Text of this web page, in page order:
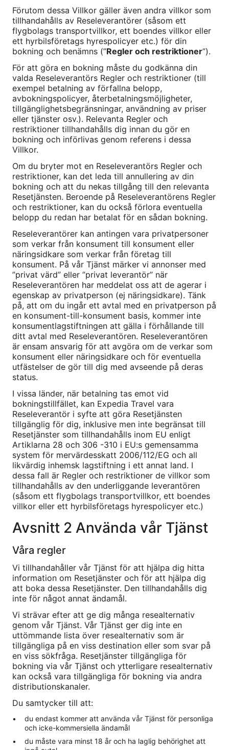
Förutom dessa Villkor gäller även andra villkor som
tillhandahålls av Reseleverantörer (såsom ett
flygbolags transportvillkor, ett boendes villkor eller
ett hyrbilsföretags hyrespolicyer etc.) för din
bokning och benämns (”Regler och restriktioner”).
För att göra en bokning måste du godkänna din
valda Reseleverantörs Regler och restriktioner (till
exempel betalning av förfallna belopp,
avbokningspolicyer, återbetalningsmöjligheter,
tillgänglighetsbegränsningar, användning av priser
eller tjänster osv.). Relevanta Regler och
restriktioner tillhandahålls dig innan du gör en
bokning och införlivas genom referens i dessa
Villkor.
Om du bryter mot en Reseleverantörs Regler och
restriktioner, kan det leda till annullering av din
bokning och att du nekas tillgång till den relevanta
Resetjänsten. Beroende på Reseleverantörens Regler
och restriktioner, kan du också förlora eventuella
belopp du redan har betalat för en sådan bokning.
Reseleverantörer kan antingen vara privatpersoner
som verkar från konsument till konsument eller
näringsidkare som verkar från företag till
konsument. På vår Tjänst märker vi annonser med
”privat värd” eller ”privat leverantör” när
Reseleverantören har meddelat oss att de agerar i
egenskap av privatperson (ej näringsidkare). Tänk
på, att om du ingår ett avtal med en privatperson på
en konsument-till-konsument basis, kommer inte
konsumentlagstiftningen att gälla i förhållande till
ditt avtal med Reseleverantören. Reseleverantören
är ensam ansvarig för att avgöra om de verkar som
konsument eller näringsidkare och för eventuella
utfästelser de gör till dig med avseende på deras
status.
I vissa länder, när betalning tas emot vid
bokningstillfället, kan Expedia Travel vara
Reseleverantör i syfte att göra Resetjänsten
tillgänglig för dig, inklusive men inte begränsat till
Resetjänster som tillhandahålls inom EU enligt
Artiklarna 28 och 306 -310 i EU:s gemensamma
system för mervärdesskatt 2006/112/EG och all
likvärdig inhemsk lagstiftning i ett annat land. I
dessa fall är Regler och restriktioner de villkor som
tillhandahålls av den underliggande leverantören
(såsom ett flygbolags transportvillkor, ett boendes
villkor eller ett hyrbilsföretags hyrespolicyer etc.)
Avsnitt 2 Använda vår Tjänst
Våra regler
Vi tillhandahåller vår Tjänst för att hjälpa dig hitta
information om Resetjänster och för att hjälpa dig
att boka dessa Resetjänster. Den tillhandahålls dig
inte för något annat ändamål.
Vi strävar efter att ge dig många resealternativ
genom vår Tjänst. Vår Tjänst ger dig inte en
uttömmande lista över resealternativ som är
tillgängliga på en viss destination eller som svar på
en viss sökfråga. Resetjänster tillgängliga för
bokning via vår Tjänst och ytterligare resealternativ
kan också vara tillgängliga för bokning via andra
distributionskanaler.
Du samtycker till att:
du endast kommer att använda vår Tjänst för personliga
och icke-kommersiella ändamål
du måste vara minst 18 år och ha laglig behörighet att